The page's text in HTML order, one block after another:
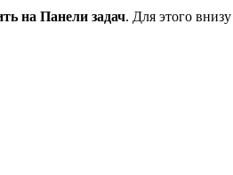
на Панели задач. Для этого